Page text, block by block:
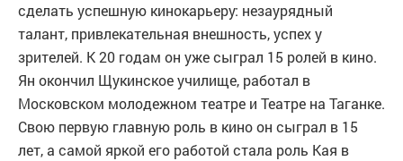
сделать успешную кинокарьеру: незаурядный
талант, привлекательная внешность, успех у
зрителей. К 20 годам он уже сыграл 15 ролей в кино.
Ян окончил Щукинское училище, работал в
Московском молодежном театре и Театре на Таганке.
Свою первую главную роль в кино он сыграл в 15
лет, а самой яркой его работой стала роль Кая в